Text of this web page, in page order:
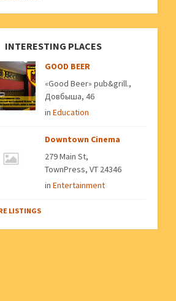
INTERESTING PLACES
GOOD BEER
«Good Beer» pub&grill.,
Довбыша, 46
inEducation
Downtown Cinema
279 Main St,
TownPress, VT 24346
inEntertainment
LISTINGS